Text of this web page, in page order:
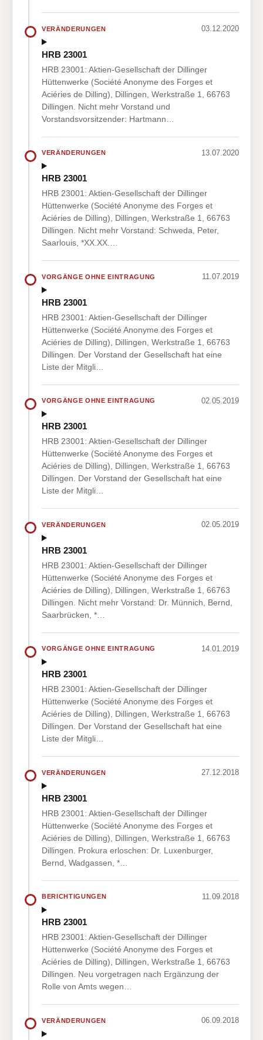
VERÄNDERUNGEN 03.12.2020
HRB 23001
HRB 23001: Aktien-Gesellschaft der Dillinger
Hüttenwerke (Société Anonyme des Forges et
Aciéries de Dilling), Dillingen, Werkstraße 1, 66763
Dillingen. Nicht mehr Vorstand und
Vorstandsvorsitzender: Hartmann…
VERÄNDERUNGEN 13.07.2020
HRB 23001
HRB 23001: Aktien-Gesellschaft der Dillinger
Hüttenwerke (Société Anonyme des Forges et
Aciéries de Dilling), Dillingen, Werkstraße 1, 66763
Dillingen. Nicht mehr Vorstand: Schweda, Peter,
Saarlouis, *XX.XX.…
VORGÄNGE OHNE EINTRAGUNG 11.07.2019
HRB 23001
HRB 23001: Aktien-Gesellschaft der Dillinger
Hüttenwerke (Société Anonyme des Forges et
Aciéries de Dilling), Dillingen, Werkstraße 1, 66763
Dillingen. Der Vorstand der Gesellschaft hat eine
Liste der Mitgli…
VORGÄNGE OHNE EINTRAGUNG 02.05.2019
HRB 23001
HRB 23001: Aktien-Gesellschaft der Dillinger
Hüttenwerke (Société Anonyme des Forges et
Aciéries de Dilling), Dillingen, Werkstraße 1, 66763
Dillingen. Der Vorstand der Gesellschaft hat eine
Liste der Mitgli…
VERÄNDERUNGEN 02.05.2019
HRB 23001
HRB 23001: Aktien-Gesellschaft der Dillinger
Hüttenwerke (Société Anonyme des Forges et
Aciéries de Dilling), Dillingen, Werkstraße 1, 66763
Dillingen. Nicht mehr Vorstand: Dr. Münnich, Bernd,
Saarbrücken, *…
VORGÄNGE OHNE EINTRAGUNG 14.01.2019
HRB 23001
HRB 23001: Aktien-Gesellschaft der Dillinger
Hüttenwerke (Société Anonyme des Forges et
Aciéries de Dilling), Dillingen, Werkstraße 1, 66763
Dillingen. Der Vorstand der Gesellschaft hat eine
Liste der Mitgli…
VERÄNDERUNGEN 27.12.2018
HRB 23001
HRB 23001: Aktien-Gesellschaft der Dillinger
Hüttenwerke (Société Anonyme des Forges et
Aciéries de Dilling), Dillingen, Werkstraße 1, 66763
Dillingen. Prokura erloschen: Dr. Luxenburger,
Bernd, Wadgassen, *…
BERICHTIGUNGEN 11.09.2018
HRB 23001
HRB 23001: Aktien-Gesellschaft der Dillinger
Hüttenwerke (Société Anonyme des Forges et
Aciéries de Dilling), Dillingen, Werkstraße 1, 66763
Dillingen. Neu vorgetragen nach Ergänzung der
Rolle von Amts wegen…
VERÄNDERUNGEN 06.09.2018